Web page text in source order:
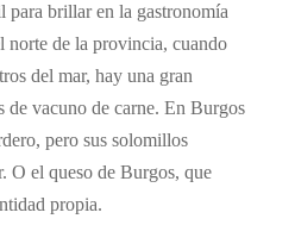
brillar en la gastronomía
norte de la provincia, cuando
del mar, hay una gran
de vacuno de carne. En Burgos
pero sus solomillos
O el queso de Burgos, que
propia.